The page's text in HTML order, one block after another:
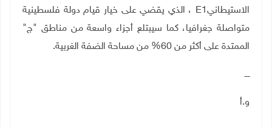
الاستيطانيE1 ، الذي يقضي على خيار قيام دولة فلسطينية
متواصلة جغرافيا، كما سيبتلع أجزاء واسعة من مناطق "ج"
الممتدة على أكثر من 60% من مساحة الضفة الغربية.
ــــ
و.أ